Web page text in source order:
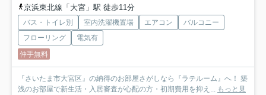
京浜東北線「大宮」駅 徒歩11分
バス・トイレ別 室内洗濯機置場 エアコン
バルコニー
フローリング
電気有
仲手無料
『さいたま市大宮区』の納得のお部屋さがしなら『ラテルーム』へ！ 築
浅のお部屋で新生活・入居審査が心配の方・初期費用を抑え... もっと見